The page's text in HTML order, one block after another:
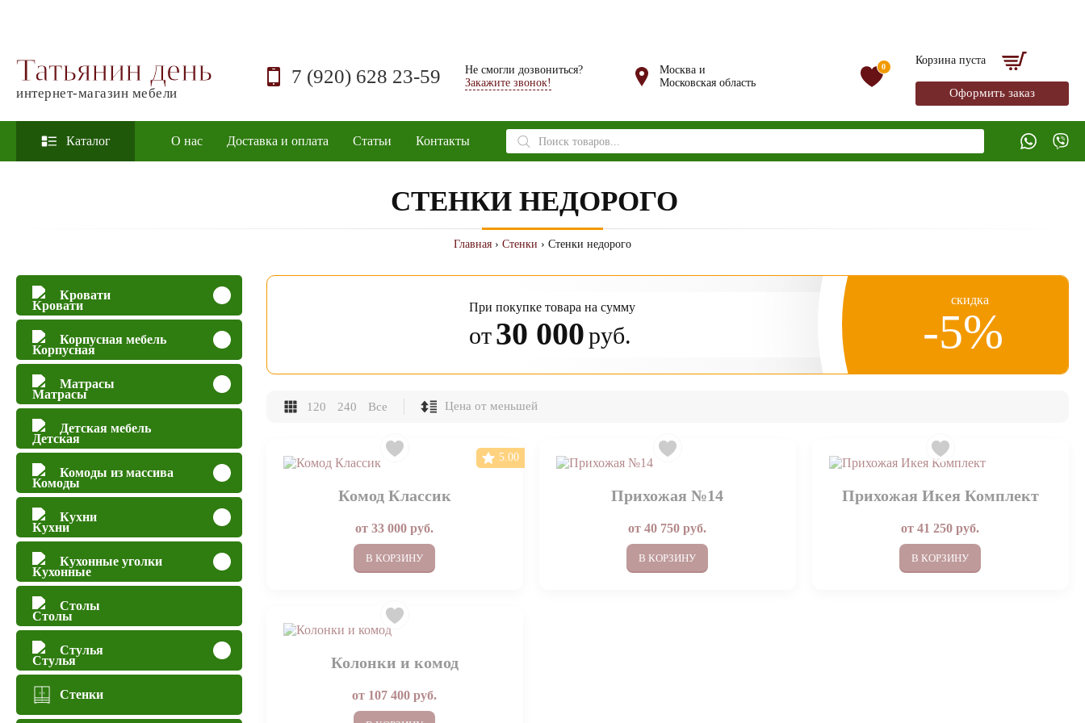
Татьянин день
интернет-магазин мебели
7 (920) 628 23-59
Не смогли дозвониться?
Закажите звонок!
Москва и
Московская область
0
Корзина пуста
Оформить заказ
Каталог О нас Доставка и оплата Статьи Контакты
Поиск
товаров
СТЕНКИ НЕДОРОГО
Главная › Стенки › Стенки недорого
Кровати
Корпусная мебель
Матрасы
Детская мебель
Комоды из массива
Кухни
Кухонные уголки
Столы
Стулья
Стенки
При покупке товара на сумму
от30 000руб.
скидка
-5%
120 240 Все
Комод Классик
от33 000 руб.
В КОРЗИНУ
5.00
Прихожая №14
от40 750 руб.
В КОРЗИНУ
Прихожая Икея Комплект
от41 250 руб.
В КОРЗИНУ
Колонки и комод
от 107 400 руб.